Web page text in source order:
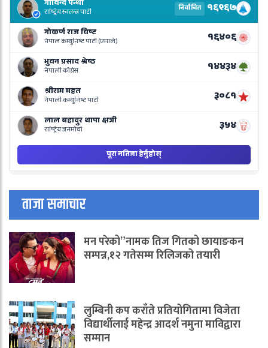
ताजा समाचार
मन परेको”नामक तिज गितको छायाङकन
सम्पन्न,१२ गतेसम्म रिलिजको तयारी
लुम्बिनी कप कराँते प्रतियोगितामा विजेता
विद्यार्थीलाई महेन्द्र आदर्श नमुना माविद्वारा
सम्मान